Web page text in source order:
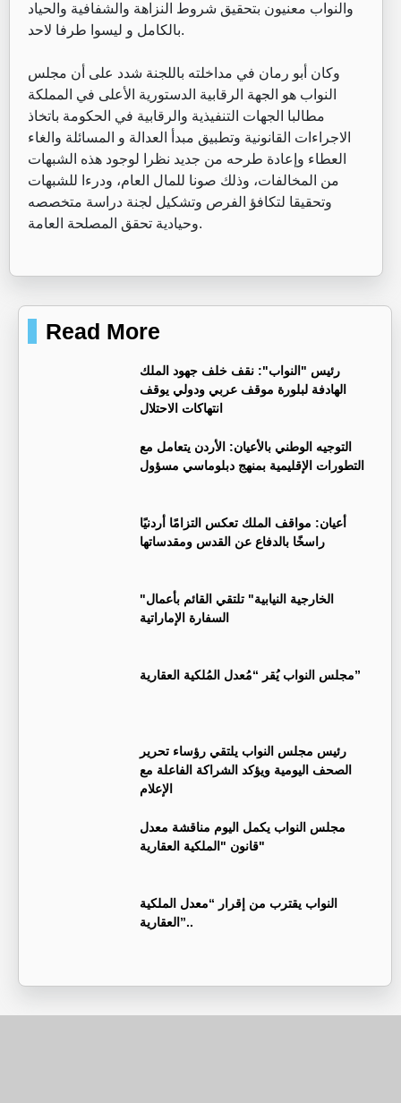
والنواب معنيون بتحقيق شروط النزاهة والشفافية والحياد
بالكامل و ليسوا طرفا لاحد.
وكان أبو رمان في مداخلته باللجنة شدد على أن مجلس
النواب هو الجهة الرقابية الدستورية الأعلى في المملكة
مطالبا الجهات التنفيذية والرقابية في الحكومة باتخاذ
الاجراءات القانونية وتطبيق مبدأ العدالة و المسائلة والغاء
العطاء وإعادة طرحه من جديد نظرا لوجود هذه الشبهات
من المخالفات، وذلك صونا للمال العام، ودرءا للشبهات
وتحقيقا لتكافؤ الفرص وتشكيل لجنة دراسة متخصصه
وحيادية تحقق المصلحة العامة.
Read More
رئيس "النواب": نقف خلف جهود الملك
الهادفة لبلورة موقف عربي ودولي يوقف
انتهاكات الاحتلال
التوجيه الوطني بالأعيان: الأردن يتعامل مع
التطورات الإقليمية بمنهج دبلوماسي مسؤول
أعيان: مواقف الملك تعكس التزامًا أردنيًا
راسخًا بالدفاع عن القدس ومقدساتها
"الخارجية النيابية" تلتقي القائم بأعمال
السفارة الإماراتية
مجلس النواب يُقر “مُعدل المُلكية العقارية”
رئيس مجلس النواب يلتقي رؤساء تحرير
الصحف اليومية ويؤكد الشراكة الفاعلة مع
الإعلام
مجلس النواب يكمل اليوم مناقشة معدل
قانون "الملكية العقارية"
النواب يقترب من إقرار “معدل الملكية
العقارية”..